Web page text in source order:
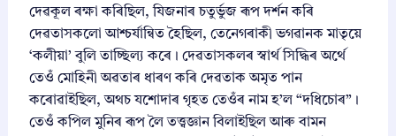
দেৱকূল ৰক্ষা কৰিছিল, যিজনাৰ চতুৰ্ভুজ ৰূপ দৰ্শন কৰি
দেৱতাসকলো আশ্চৰ্যান্বিত হৈছিল, তেনেগৰাকী ভগৱানক মাতৃয়ে
‘কলীয়া’ বুলি তাচ্ছিল্য কৰে। দেৱতাসকলৰ স্বাৰ্থ সিদ্ধিৰ অৰ্থে
তেওঁ মোহিনী অৱতাৰ ধাৰণ কৰি দেৱতাক অমৃত পান
কৰোৱাইছিল, অথচ যশোদাৰ গৃহত তেওঁৰ নাম হ’ল “দধিচোৰ”।
তেওঁ কপিল মুনিৰ ৰূপ লৈ তত্ত্বজ্ঞান বিলাইছিল আৰু বামন